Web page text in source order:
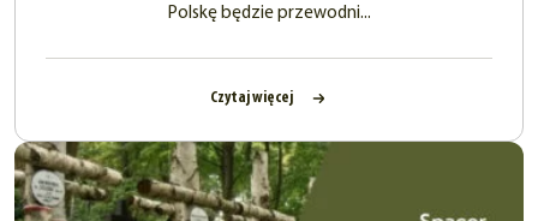
Polskę będzie przewodni...
Czytaj więcej